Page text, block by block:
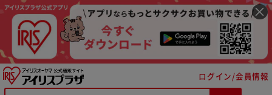
ログイン/会員情報